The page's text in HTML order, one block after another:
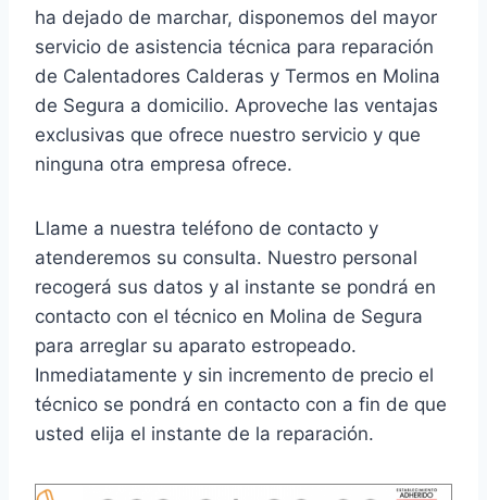
ha dejado de marchar, disponemos del mayor
servicio de asistencia técnica para reparación
de Calentadores Calderas y Termos en Molina
de Segura a domicilio. Aproveche las ventajas
exclusivas que ofrece nuestro servicio y que
ninguna otra empresa ofrece.
Llame a nuestra teléfono de contacto y
atenderemos su consulta. Nuestro personal
recogerá sus datos y al instante se pondrá en
contacto con el técnico en Molina de Segura
para arreglar su aparato estropeado.
Inmediatamente y sin incremento de precio el
técnico se pondrá en contacto con a fin de que
usted elija el instante de la reparación.